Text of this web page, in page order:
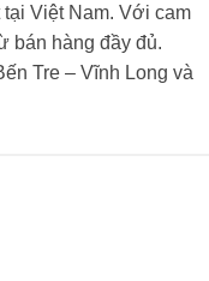
Việt Nam. Với cam
bán hàng đầy đủ.
Tre – Vĩnh Long và